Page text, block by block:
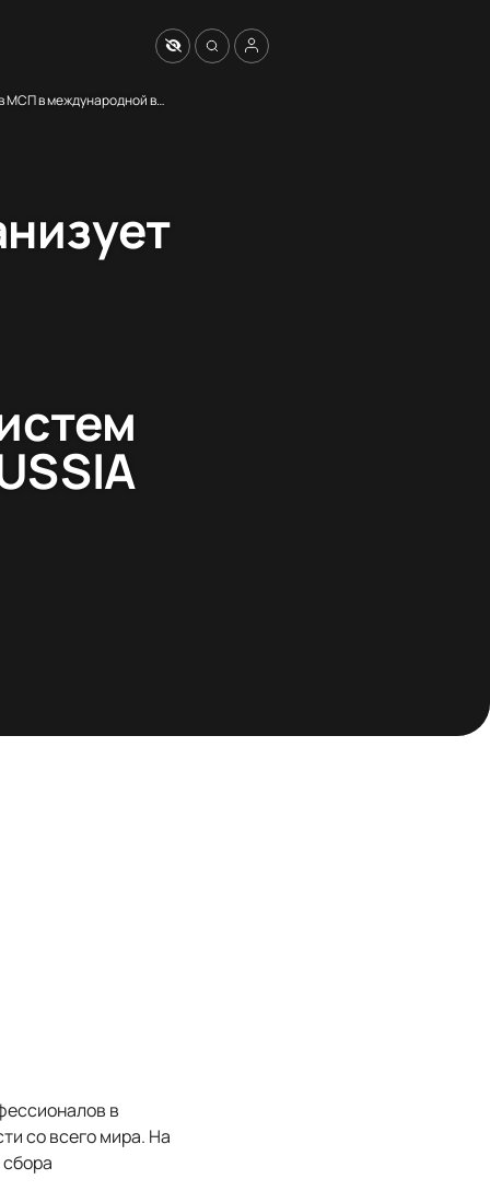
Центр поддержки экспорта Свердловской области организует участие субъектов МСП в международной выставке освещения, автоматизации зданий, электротехники и систем безопасности INTERLIGHT RUSSIA 2023
в
со всего мира. На